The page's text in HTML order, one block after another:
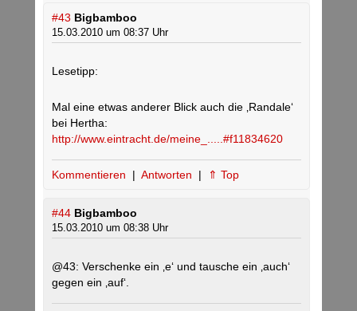
#43 Bigbamboo
15.03.2010 um 08:37 Uhr
Lesetipp:
Mal eine etwas anderer Blick auch die ‚Randale‘
bei Hertha:
http://www.eintracht.de/meine_.....#f11834620
Kommentieren | Antworten | ⇑ Top
#44 Bigbamboo
15.03.2010 um 08:38 Uhr
@43: Verschenke ein ‚e‘ und tausche ein ‚auch‘
gegen ein ‚auf‘.